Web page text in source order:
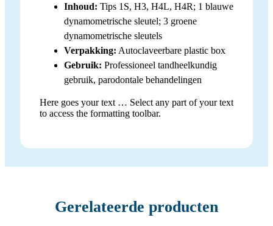
Inhoud: Tips 1S, H3, H4L, H4R; 1 blauwe
dynamometrische sleutel; 3 groene
dynamometrische sleutels
Verpakking: Autoclaveerbare plastic box
Gebruik: Professioneel tandheelkundig
gebruik, parodontale behandelingen
Here goes your text … Select any part of your text
to access the formatting toolbar.
Gerelateerde producten